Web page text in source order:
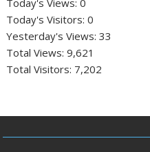
Today's Visitors:0
Yesterday's Views:33
Total Views:9,621
Total Visitors: 7,202